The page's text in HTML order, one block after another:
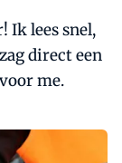
Ik lees snel,
direct een
me.